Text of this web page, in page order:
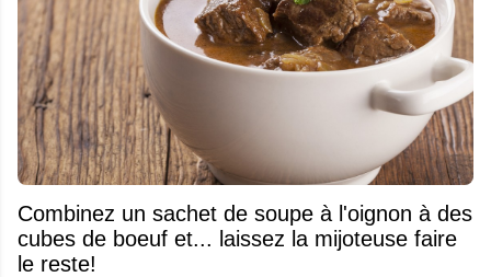
Combinez un sachet de soupe à l'oignon à des
cubes de boeuf et... laissez la mijoteuse faire
le reste!